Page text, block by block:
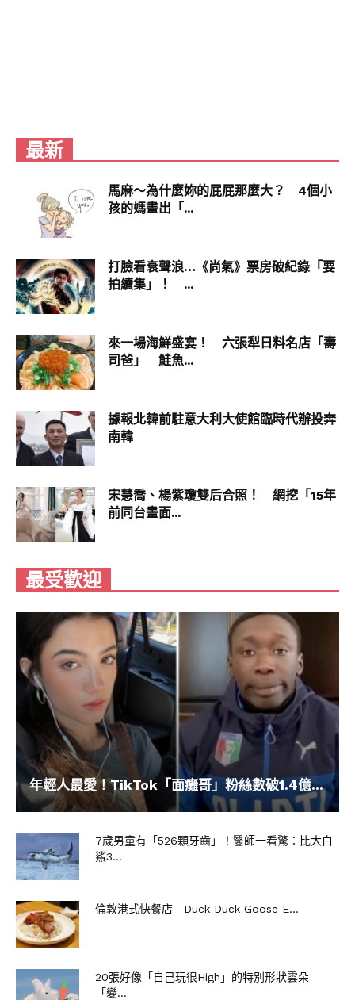
田園沙律配粟米紅菜頭及柚子洋葱豉油汁
A姐嘅前菜就選擇咗沙律，份量啱啱好，沙律菜非
層次，夠晒開胃。
法式洋蔥湯配芝士多士
我就揀咗法式洋蔥湯配芝士多士，芝士多士脆卜
卜，而芝士仲可以拉出絲，芝士味香濃，好有誠
意。至於洋蔥湯好足料，洋蔥味好香，食到洋蔥嘅
鮮甜味。
最新
馬麻～為什麼妳的屁屁那麼大？ 4個小
孩的媽畫出「...
打臉看衰聲浪…《尚氣》票房破紀錄「要
拍續集」！ ...
來一場海鮮盛宴！ 六張犁日料名店「壽
司爸」 鮭魚...
據報北韓前駐意大利大使館臨時代辦投奔
南韓
宋慧喬、楊紫瓊雙后合照！ 網挖「15年
前同台畫面...
最受歡迎
年輕人最愛！TikTok「面癱哥」粉絲數破1.4億...
7歲男童有「526顆牙齒」！醫師一看驚：比大白
鯊3...
倫敦港式快餐店 Duck Duck Goose E...
20張好像「自己玩很High」的特別形狀雲朵
「變...